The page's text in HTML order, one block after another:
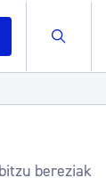
Buscar
bereziak